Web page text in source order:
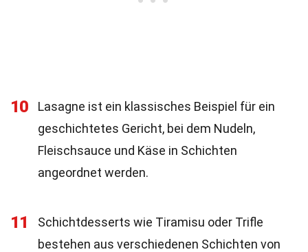
10
Lasagne ist ein klassisches Beispiel für ein
geschichtetes Gericht, bei dem Nudeln,
Fleischsauce und Käse in Schichten
angeordnet werden.
11
Schichtdesserts wie Tiramisu oder Trifle
bestehen aus verschiedenen Schichten von